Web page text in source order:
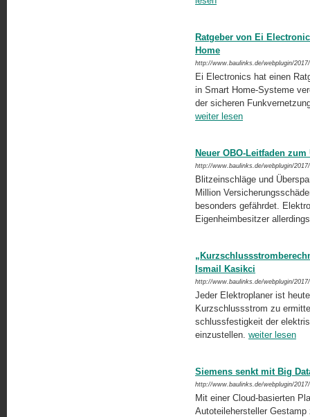
Ratgeber von Ei
Home
http://www.baulinks.de/webplugin/
Ei Electronics hat einen
in Smart Home-Systeme
der sicheren
weiter lesen
Neuer OBO-Leitfaden
http://www.baulinks.de/webplugin/
Blitzeinschläge und
Million
besonders gefährdet.
Eigenheimbesitzer
Ismail Kasikci
http://www.baulinks.de/webplugin/
Jeder Elektroplaner ist
Kurzschlussstrom zu
schlussfestigkeit der
einzustellen. weiter lesen
Siemens senkt mit Big
http://www.baulinks.de/webplugin/
Mit einer Cloud-basierten
Autoteilehersteller